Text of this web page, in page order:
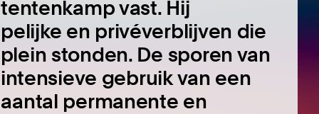
vast. Hij
en privéverblijven die
stonden. De sporen van
gebruik van een
permanente en